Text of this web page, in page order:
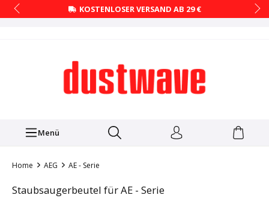
KOSTENLOSER VERSAND AB 29 €
Menü
Home AEG AE - Serie
Staubsaugerbeutel für AE - Serie